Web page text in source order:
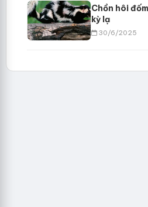
Chồn hôi
kỳ lạ
30/6/2025